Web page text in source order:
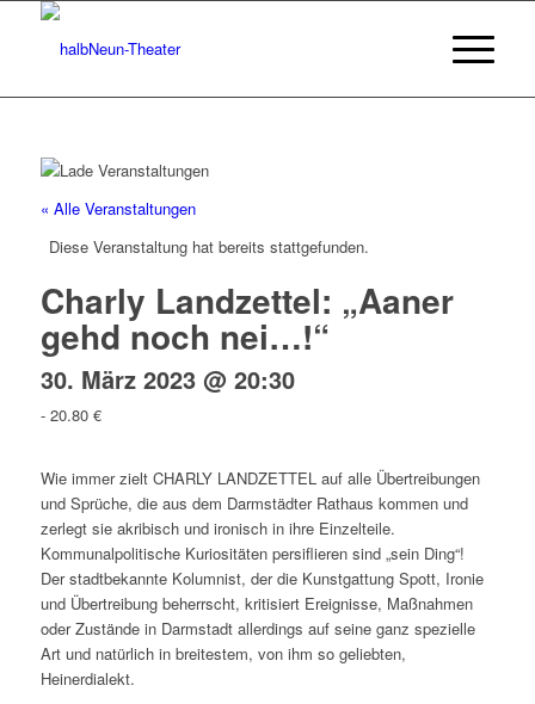
« Alle Veranstaltungen
Diese Veranstaltung hat bereits stattgefunden.
Charly Landzettel: „Aaner
gehd noch nei…!“
30. März 2023 @ 20:30
- 20.80 €
Wie immer zielt CHARLY LANDZETTEL auf alle Übertreibungen
und Sprüche, die aus dem Darmstädter Rathaus kommen und
zerlegt sie akribisch und ironisch in ihre Einzelteile.
Kommunalpolitische Kuriositäten persiflieren sind „sein Ding“!
Der stadtbekannte Kolumnist, der die Kunstgattung Spott, Ironie
und Übertreibung beherrscht, kritisiert Ereignisse, Maßnahmen
oder Zustände in Darmstadt allerdings auf seine ganz spezielle
Art und natürlich in breitestem, von ihm so geliebten,
Heinerdialekt.